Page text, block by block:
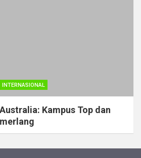
INTERNASIONAL
Kampus Top dan